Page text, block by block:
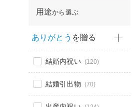
用途から選ぶ
ありがとう を贈る
結婚内祝い (120)
結婚引出物 (70)